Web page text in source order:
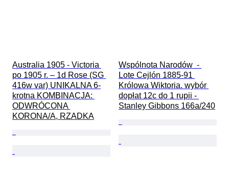
Australia 1905 - Victoria
po 1905 r. – 1d Rose (SG
416w var) UNIKALNA 6-
krotna KOMBINACJA:
ODWRÓCONA
KORONA/A, RZADKA
Wspólnota Narodów  -
Lote Cejlón 1885-91
Królowa Wiktoria. wybór
dopłat 12c do 1 rupii -
Stanley Gibbons 166a/240